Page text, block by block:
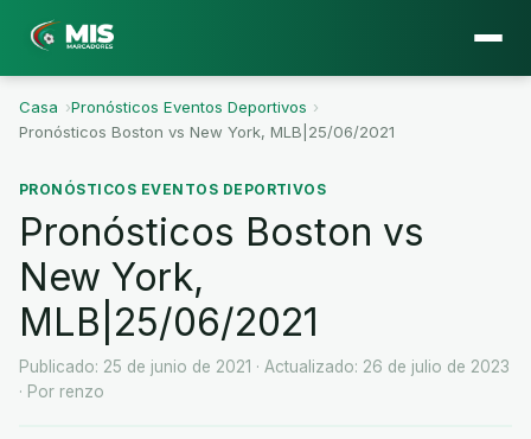
Casa ›Pronósticos Eventos Deportivos ›
Pronósticos Boston vs New York, MLB|25/06/2021
PRONÓSTICOS EVENTOS DEPORTIVOS
Pronósticos Boston vs
New York,
MLB|25/06/2021
Publicado: 25 de junio de 2021 · Actualizado: 26 de julio de 2023
· Por renzo